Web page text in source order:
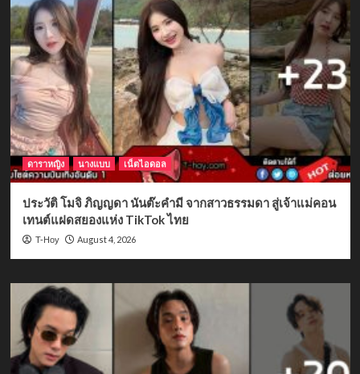
ดาราหญิง นางแบบ เน็ตไอดอล
ประวัติ โมจิ ภิญญดา นันต๊ะคำมี จากสาวธรรมดา สู่เจ้าแม่คอน
เทนต์แฝดสยองแห่ง TikTok ไทย
T-Hoy August 4, 2026